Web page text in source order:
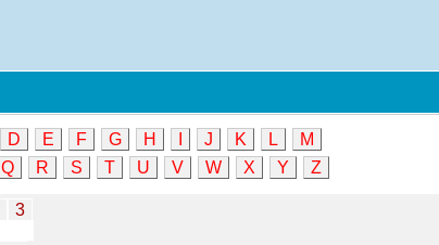
D E F G H J K L
M
Q R S T U V W X Y Z
3